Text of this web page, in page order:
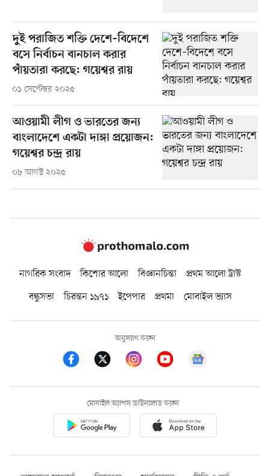
দুই পরাজিত শক্তি দেশে–বিদেশে
বসে নির্বাচন বানচাল করার
পাঁয়তারা করছে: গয়েশ্বর রায়
০১ সেপ্টেম্বর ২০২৫
আওয়ামী লীগ ও ভারতের জন্য
বাংলাদেশে একটা দাঙ্গা প্রয়োজন:
গয়েশ্বর চন্দ্র রায়
০৮ আগস্ট ২০২৫
নাগরিক সংবাদ কিশোর আলো বিজ্ঞানচিন্তা
প্রথম আলো ট্রাস্ট
বন্ধুসভা
চিরন্তন ১৯৭১ ইপেপার প্রথমা মোবাইল ভ্যাস
অনুসরণ করুন
মোবাইল অ্যাপস ডাউনলোড করুন